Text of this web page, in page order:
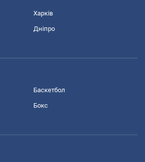
Харків
Дніпро
Баскетбол
Бокс